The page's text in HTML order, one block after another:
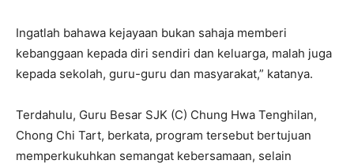
Ingatlah bahawa kejayaan bukan sahaja memberi
kebanggaan kepada diri sendiri dan keluarga, malah juga
kepada sekolah, guru-guru dan masyarakat,” katanya.
Terdahulu, Guru Besar SJK (C) Chung Hwa Tenghilan,
Chong Chi Tart, berkata, program tersebut bertujuan
memperkukuhkan semangat kebersamaan, selain